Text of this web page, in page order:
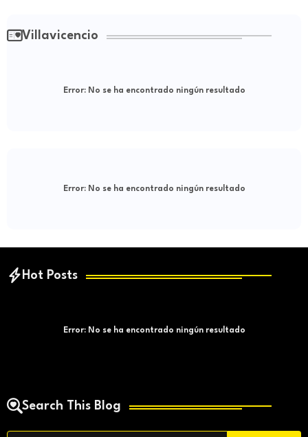
Villavicencio
Error:No se ha encontrado ningún resultado
Error:No se ha encontrado ningún resultado
Hot Posts
Error:No se ha encontrado ningún resultado
Search This Blog